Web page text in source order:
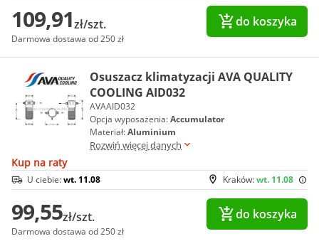
109,91zł/szt.
Darmowa dostawa od 250 zł
do koszyka
Osuszacz klimatyzacji AVA QUALITY
COOLING AID032
AVAAID032
Opcja wyposażenia:Accumulator
Materiał:Aluminium
Rozwiń więcej danych
Kup na raty
Kraków:wt. 11.08
U ciebie:wt. 11.08
99,55zł/szt.
Darmowa dostawa od 250 zł
do koszyka